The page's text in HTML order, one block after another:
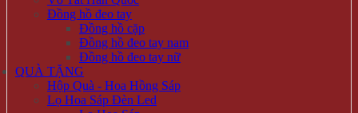
Đồng hồ đeo tay
Đồng hồ cặp
Đồng hồ đeo tay nam
Đồng hồ đeo tay nữ
QUÀ TẶNG
Hộp Quà - Hoa Hồng Sáp
Lọ Hoa Sáp Đèn Led